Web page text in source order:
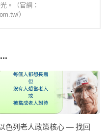
。（官網：
）
色列老人政策核心 — 找回